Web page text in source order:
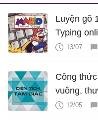
Luyện gõ
Typing
cực hấp
13/07
Công
vuông,
12/05